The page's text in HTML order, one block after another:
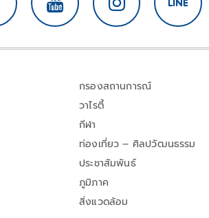
กรองสถานการณ์
วาไรตี้
กีฬา
ท่องเที่ยว – ศิลปวัฒนธรรม
ประชาสัมพันธ์
ภูมิภาค
สิ่งแวดล้อม